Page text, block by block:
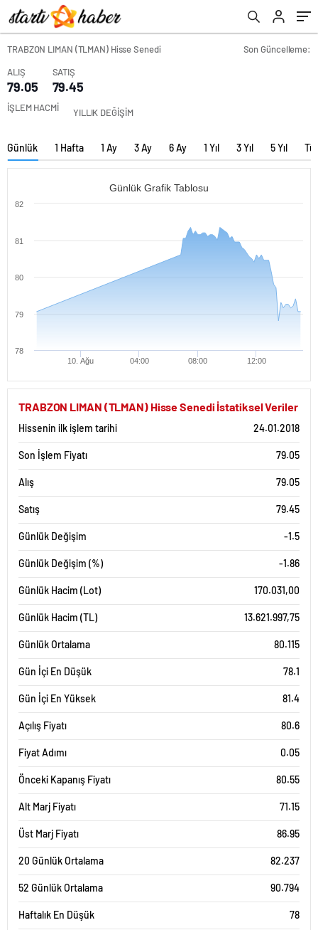
TRABZON LIMAN (TLMAN) Hisse Senedi
Son Güncelleme:
ALIŞ
79.05
SATIŞ
79.45
İŞLEM HACMİ YILLIK DEĞİŞİM
Günlük 1 Hafta 1 Ay 3 Ay 6 Ay 1 Yıl 3 Yıl 5 Yıl
Günlük Grafik Tablosu
10. Ağu 04:00 08:00 12:00
78
79
80
81
82
TRABZON LIMAN (TLMAN) Hisse Senedi İstatiksel Veriler
Hissenin ilk işlem tarihi 24.01.2018
Son İşlem Fiyatı 79.05
Alış 79.05
Satış 79.45
Günlük Değişim -1.5
Günlük Değişim (%) -1.86
Günlük Hacim (Lot) 170.031,00
Günlük Hacim (TL) 13.621.997,75
Günlük Ortalama 80.115
Gün İçi En Düşük 78.1
Gün İçi En Yüksek 81.4
Açılış Fiyatı 80.6
Fiyat Adımı 0.05
Önceki Kapanış Fiyatı 80.55
Alt Marj Fiyatı 71.15
Üst Marj Fiyatı 86.95
20 Günlük Ortalama 82.237
52 Günlük Ortalama 90.794
Haftalık En Düşük 78